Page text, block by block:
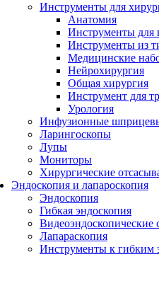
Инструменты для
Анатомия
Инструменты для
Инструменты из
Медицинские
Нейрохирургия
Общая хирургия
Инструмент для
Урология
Инфузионные
Ларингоскопы
Лупы
Мониторы
Хирургические
Эндоскопия и лапароскопия
Эндоскопия
Гибкая эндоскопия
Лапараскопия
Инструменты к гибким